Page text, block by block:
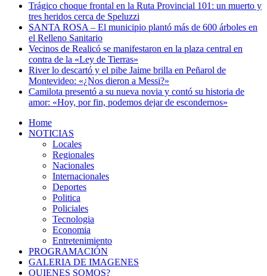
Trágico choque frontal en la Ruta Provincial 101: un muerto y
tres heridos cerca de Speluzzi
SANTA ROSA – El municipio plantó más de 600 árboles en
el Relleno Sanitario
Vecinos de Realicó se manifestaron en la plaza central en
contra de la «Ley de Tierras»
River lo descartó y el pibe Jaime brilla en Peñarol de
Montevideo: «¿Nos dieron a Messi?»
Camilota presentó a su nueva novia y contó su historia de
amor: «Hoy, por fin, podemos dejar de escondernos»
Home
NOTICIAS
Locales
Regionales
Nacionales
Internacionales
Deportes
Politica
Policiales
Tecnologia
Economia
Entretenimiento
PROGRAMACIÓN
GALERIA DE IMAGENES
QUIENES SOMOS?